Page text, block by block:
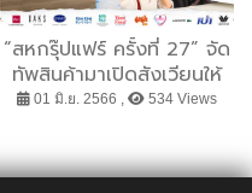
“สหกรุ๊ปแฟร์ ครั้งที่ 27” จัด
ทัพสินค้ามาเปิดสังเวียนให้
ช้อปในธีม “ศึกเจ้านักช้อป”
ไลฟ์ พร้อมไฮไลต์จัดเต็ม 29
01 มิ.ย. 2566 , 534 Views